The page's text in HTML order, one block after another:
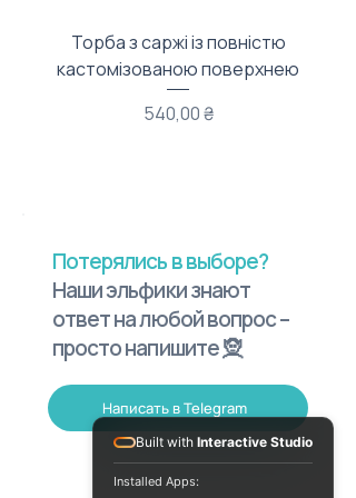
Торба з саржі із повністю
кастомізованою поверхнею
Цена
540,00 ₴
Потерялись в выборе?
Наши эльфики знают
ответ на любой вопрос –
просто напишите 🧝
Написать в Telegram
Built with Interactive Studio
Installed Apps: